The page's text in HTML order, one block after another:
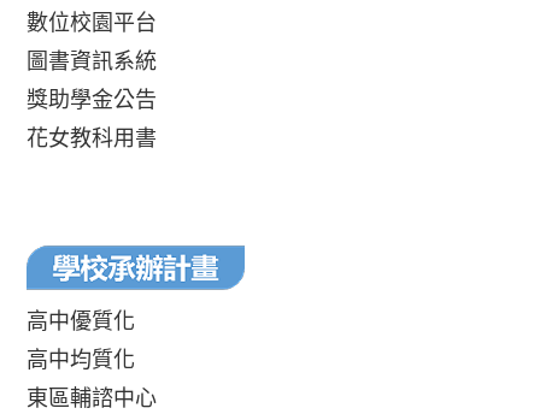
數位校園平台
圖書資訊系統
獎助學金公告
花女教科用書
高中優質化
高中均質化
東區輔諮中心